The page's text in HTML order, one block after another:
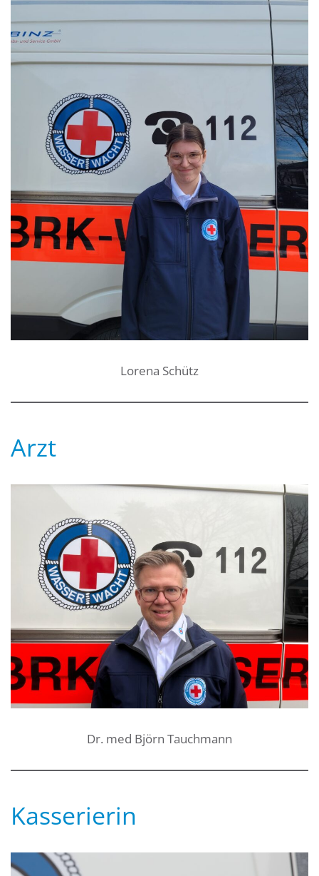
Lorena Schütz
Arzt
Dr. med Björn Tauchmann
Kasserierin